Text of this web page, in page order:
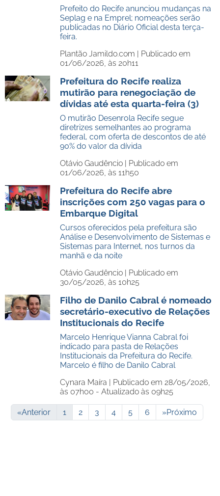
Prefeito do Recife anunciou mudanças na
Seplag e na Emprel; nomeações serão
publicadas no Diário Oficial desta terça-
feira.
Plantão Jamildo.com | Publicado em
01/06/2026, às 20h11
Prefeitura do Recife realiza
mutirão para renegociação de
dívidas até esta quarta-feira (3)
O mutirão Desenrola Recife segue
diretrizes semelhantes ao programa
federal, com oferta de descontos de até
90% do valor da dívida
Otávio Gaudêncio | Publicado em
01/06/2026, às 11h50
Prefeitura do Recife abre
inscrições com 250 vagas para o
Embarque Digital
Cursos oferecidos pela prefeitura são
Análise e Desenvolvimento de Sistemas e
Sistemas para Internet, nos turnos da
manhã e da noite
Otávio Gaudêncio | Publicado em
30/05/2026, às 10h25
Filho de Danilo Cabral é nomeado
secretário-executivo de Relações
Institucionais do Recife
Marcelo Henrique Vianna Cabral foi
indicado para pasta de Relações
Institucionais da Prefeitura do Recife.
Marcelo é filho de Danilo Cabral
Cynara Maíra | Publicado em 28/05/2026,
às 07h00 - Atualizado às 09h25
«Anterior 1 2 3 4 5 6 »Próximo